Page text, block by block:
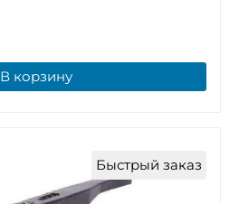
В корзину
Быстрый заказ